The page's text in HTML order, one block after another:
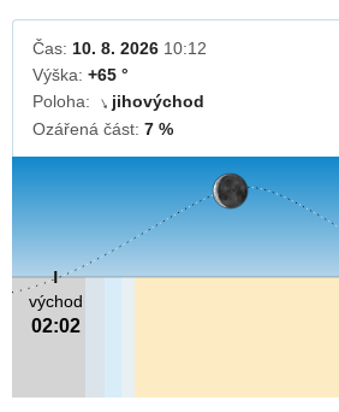
Čas: 10. 8. 2026 10:12
Výška: +65 °
Poloha:
↓ jihovýchod
Ozářená část: 7 %
východ
02:02